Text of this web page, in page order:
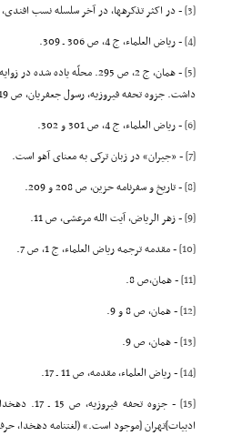
[3] - در اکثر تذکرهها، در آخر سلسله نسب
[4] - ریاض العلماء، ج 4، ص 306 ـ 309.
[5]
- همان، ج 2، ص 295. محلّه
داشت. جزوه تحفه فیروزیه، رسول جعفریان، ص 19.
[6] - ریاض العلماء، ج 4، ص 301 و 302.
[7] - «جیران» در زبان ترکى به معناى آهو است.
[8] - تاریخ و سفرنامه حزین، ص 208 و 209.
[9] - زهر الریاض، آیت الله مرعشى، ص 11.
[10]
- مقدمه ترجمه ریاض العلماء، ج 1، ص 7.
[11]
- همان،ص 8.
[12]
- همان، ص 8 و 9.
[13]
- همان، ص 9.
[14]
- ریاض العلماء، مقدمه، ص 11 ـ 17.
[15]
- جزوه
ادبیات]تهران [موجود است.» (لغتنامه دهخدا،